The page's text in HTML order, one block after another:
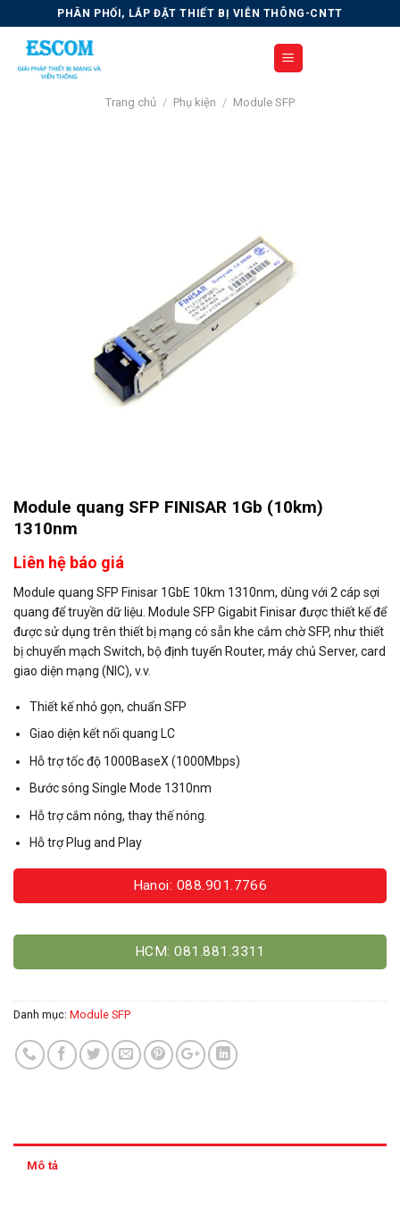
to
content
PHÂN PHỐI, LẮP ĐẶT THIẾT BỊ VIỄN THÔNG-CNTT
Trang chủ / Phụ kiện / Module SFP
Module quang SFP FINISAR 1Gb (10km)
1310nm
Liên hệ báo giá
Module quang SFP Finisar 1GbE 10km 1310nm, dùng với 2 cáp sợi
quang để truyền dữ liệu. Module SFP Gigabit Finisar được thiết kế để
được sử dụng trên thiết bị mạng có sẵn khe cắm chờ SFP, như thiết
bị chuyển mạch Switch, bộ định tuyến Router, máy chủ Server, card
giao diện mạng (NIC), v.v.
Thiết kế nhỏ gọn, chuẩn SFP
Giao diện kết nối quang LC
Hỗ trợ tốc độ 1000BaseX (1000Mbps)
Bước sóng Single Mode 1310nm
Hỗ trợ cắm nóng, thay thế nóng.
Hỗ trợ Plug and Play
Hanoi: 088.901.7766
HCM: 081.881.3311
Danh mục: Module SFP
Mô tả